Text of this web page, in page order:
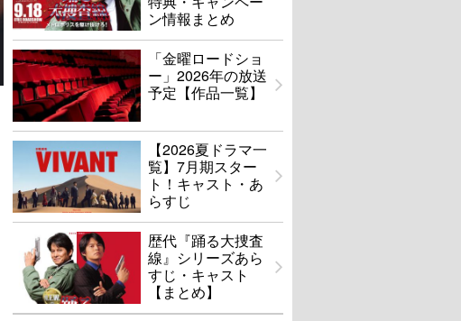
ン情報まとめ
「金曜ロードショ
ー」2026年の放送
予定【作品一覧】
【2026夏ドラマ一
覧】7月期スター
ト！キャスト・あ
らすじ
歴代『踊る大捜査
線』シリーズあら
すじ・キャスト
【まとめ】